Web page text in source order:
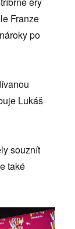
Franze
po
Lukáš
souznít
také